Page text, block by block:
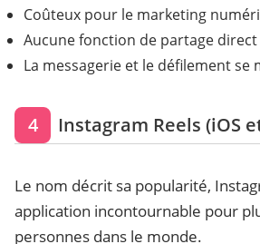
Coûteux pour le marketing
Aucune fonction de partage
La messagerie et le défilement se
4 Instagram Reels (iOS
Le nom décrit sa popularité,
application incontournable pour
personnes dans le monde.